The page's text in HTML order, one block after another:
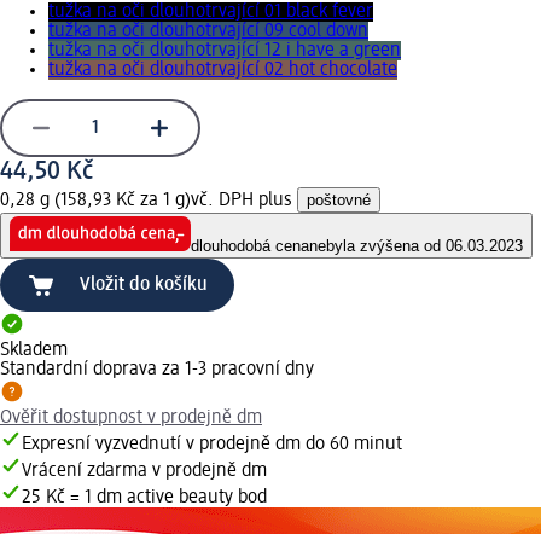
tužka na oči dlouhotrvající 01 black fever
tužka na oči dlouhotrvající 09 cool down
tužka na oči dlouhotrvající 12 i have a green
tužka na oči dlouhotrvající 02 hot chocolate
44,50 Kč
0,28 g (158,93 Kč za 1 g)vč. DPH plus poštovné
dlouhodobá cenanebyla zvýšena od 06.03.2023
Vložit do košíku
Skladem
Standardní doprava za 1-3 pracovní dny
Ověřit dostupnost v prodejně dm
Expresní vyzvednutí v prodejně dm do 60 minut
Vrácení zdarma v prodejně dm
25 Kč = 1 dm active beauty bod